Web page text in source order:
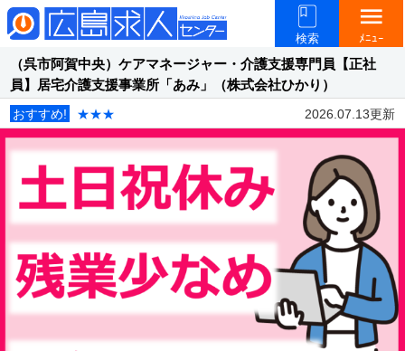
検索
menu
ﾒﾆｭｰ
（呉市阿賀中央）ケアマネージャー・介護支援専門員【正社
員】居宅介護支援事業所「あみ」（株式会社ひかり）
おすすめ! ★★★ 2026.07.13更新